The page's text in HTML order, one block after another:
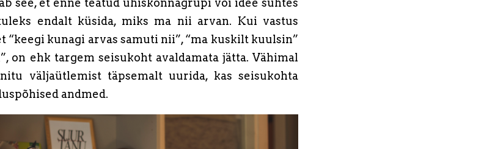
see, et enne teatud ühiskonnagrupi või idee suhtes
endalt küsida, miks ma nii arvan. Kui vastus
“keegi kunagi arvas samuti nii”, “ma kuskilt kuulsin”
on ehk targem seisukoht avaldamata jätta. Vähimal
väljaütlemist täpsemalt uurida, kas seisukohta
andmed.